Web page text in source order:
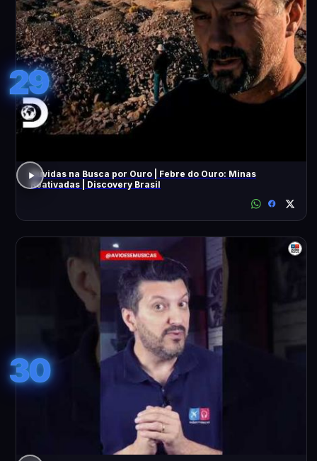
29
Dúvidas na Busca por Ouro | Febre do Ouro: Minas
Reativadas | Discovery Brasil
30